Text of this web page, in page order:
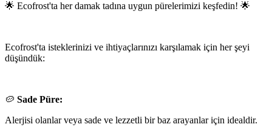
🌟 Ecofrost'ta her damak tadına uygun pürelerimizi keşfedin! 🌟
Ecofrost'ta isteklerinizi ve ihtiyaçlarınızı karşılamak için her şeyi
düşündük:
🥔 Sade Püre:
Alerjisi olanlar veya sade ve lezzetli bir baz arayanlar için idealdir.